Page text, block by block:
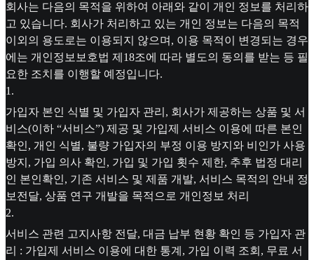
회사는 다음의 목적을 위하여 아래와 같이 개인 정보를 처리하
고 있습니다. 회사가 처리하고 있는 개인 정보는 다음의 목적
이외의 용도로는 이용되지 않으며, 이용 목적이 변경되는 경우
에는 개인정보보호법 제18조에 따라 별도의 동의를 받는 등 필
요한 조치를 이행할 예정입니다.
1 .
가입자 본인 식별 및 가입자 관리, 회사가 제공하는 상품 및 서
비스(이하 “서비스”) 제공 및 가입제 서비스 이용에 따른 본인
확인, 개인 식별, 불량 가입자의 부정 이용 방지와 비인가 사용
방지, 가입 의사 확인, 가입 및 가입 횟수 제한, 추후 법정 대리
인 본인확인, 기존 서비스 및 제품 개발, 서비스 목적의 안내 정
보전달, 상품 연구 개발을 목적으로 개인정보 처리
2.
서비스 관련 고지사항 전달, 대금 납부 현황 확인 등 가입자 관
리 : 가입제 서비스 이용에 대한 통계, 가입 이력 조회, 무료 서